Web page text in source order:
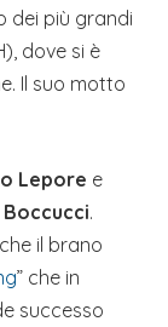
dei più grandi
dove si è
Il suo motto
Lepore e
.
il brano
” che in
successo